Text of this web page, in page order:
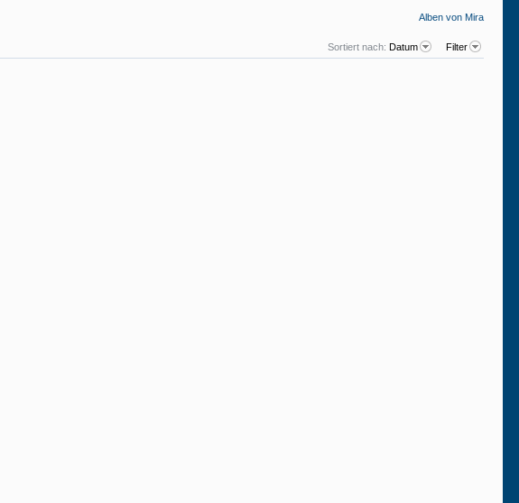
Alben von Mira
Sortiert nach: Datum Filter